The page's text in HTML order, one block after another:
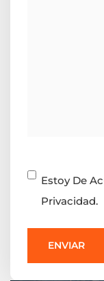
Estoy De
Privacidad.